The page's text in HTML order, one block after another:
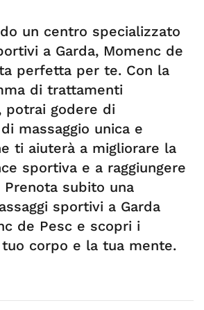
un centro specializzato
a Garda, Momenc de
perfetta per te. Con la
di trattamenti
potrai godere di
massaggio unica e
ti aiuterà a migliorare la
sportiva e a raggiungere
subito una
sportivi a Garda
de Pesc e scopri i
corpo e la tua mente.